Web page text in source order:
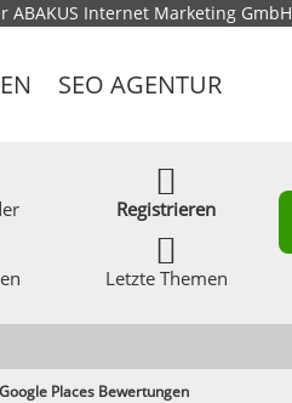
ABAKUS Internet Marketing GmbH
SEO AGENTUR
Registrieren
Letzte Themen
Places Bewertungen